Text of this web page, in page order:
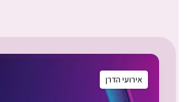
אירועי הדרן